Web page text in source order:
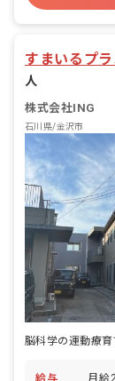
すまいるプ
人
株式会社ING
石川県/金沢市
給与 月給